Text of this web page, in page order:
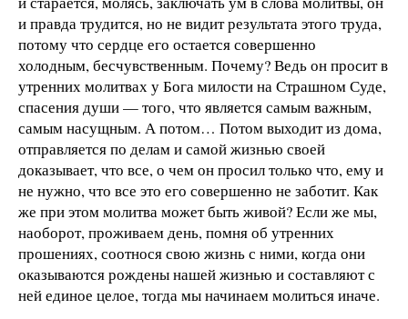
и правда трудится, но не видит результата этого труда,
потому что сердце его остается совершенно
холодным, бесчувственным. Почему? Ведь он просит в
утренних молитвах у Бога милости на Страшном Суде,
спасения души — того, что является самым важным,
самым насущным. А потом… Потом выходит из дома,
отправляется по делам и самой жизнью своей
доказывает, что все, о чем он просил только что, ему и
не нужно, что все это его совершенно не заботит. Как
же при этом молитва может быть живой? Если же мы,
наоборот, проживаем день, помня об утренних
прошениях, соотнося свою жизнь с ними, когда они
оказываются рождены нашей жизнью и составляют с
ней единое целое, тогда мы начинаем молиться иначе.